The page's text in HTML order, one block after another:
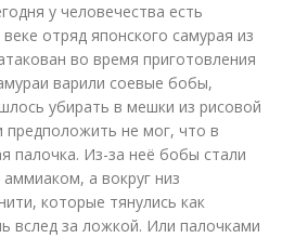
у человечества есть
отряд японского самурая из
во время приготовления
варили соевые бобы,
убирать в мешки из рисовой
предположить не мог, что в
палочка. Из-за неё бобы стали
аммиаком, а вокруг низ
которые тянулись как
вслед за ложкой. Или палочками